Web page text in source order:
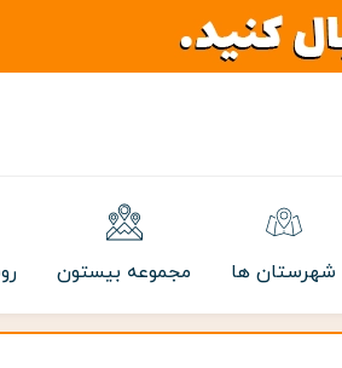
شهرستان ها مجموعه بیستون